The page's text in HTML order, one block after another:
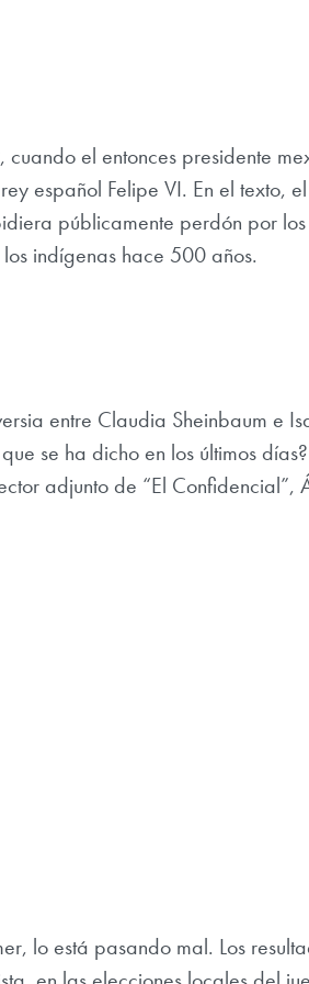
el entonces presidente
español Felipe VI. En el texto, el
públicamente perdón por los
indígenas hace 500 años.
entre Claudia Sheinbaum e
se ha dicho en los últimos días?
adjunto de “El Confidencial”,
lo está pasando mal. Los